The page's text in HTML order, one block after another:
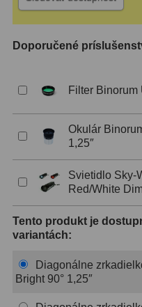
ZOOM12
S mriežkou6
Ostatné30
Barlow
Filtre 181
Mesačné a polarizačné23
Slnečné42
CLS a UHC14
Doporučené
Filter Binorum
Okulár
1,25″
Svietidlo Sky-
Red/White
Tento produkt je
variantách:
Diagonálne
Bright 90° 1,25″